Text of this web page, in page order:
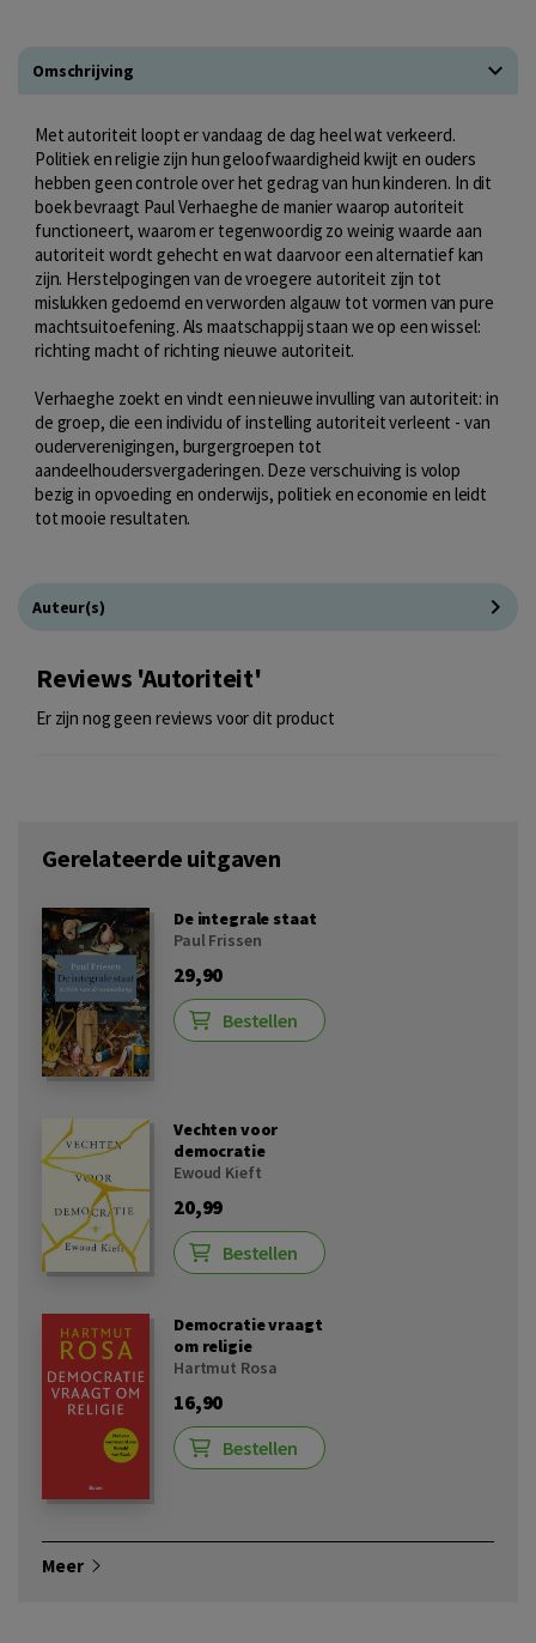
Omschrijving
Met autoriteit loopt er vandaag de dag heel wat verkeerd.
Politiek en religie zijn hun geloofwaardigheid kwijt en ouders
hebben geen controle over het gedrag van hun kinderen. In dit
boek bevraagt Paul Verhaeghe de manier waarop autoriteit
functioneert, waarom er tegenwoordig zo weinig waarde aan
autoriteit wordt gehecht en wat daarvoor een alternatief kan
zijn. Herstelpogingen van de vroegere autoriteit zijn tot
mislukken gedoemd en verworden algauw tot vormen van pure
machtsuitoefening. Als maatschappij staan we op een wissel:
richting macht of richting nieuwe autoriteit.
Verhaeghe zoekt en vindt een nieuwe invulling van autoriteit: in
de groep, die een individu of instelling autoriteit verleent - van
ouderverenigingen, burgergroepen tot
aandeelhoudersvergaderingen. Deze verschuiving is volop
bezig in opvoeding en onderwijs, politiek en economie en leidt
tot mooie resultaten.
Auteur(s)
Reviews 'Autoriteit'
Er zijn nog geen reviews voor dit product
Gerelateerde uitgaven
De integrale staat
Paul Frissen
29,90
Bestellen
Vechten voor
democratie
Ewoud Kieft
20,99
Bestellen
Democratie vraagt
om religie
Hartmut Rosa
16,90
Bestellen
Meer